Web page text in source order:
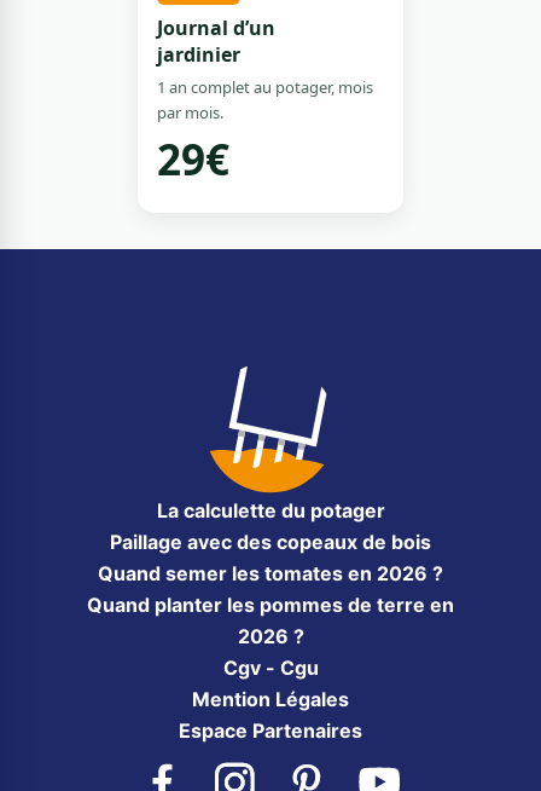
Journal d’un
jardinier
1 an complet au potager, mois
par mois.
29€
La calculette du potager
Paillage avec des copeaux de bois
Quand semer les tomates en 2026 ?
Quand planter les pommes de terre en
2026 ?
Cgv - Cgu
Mention Légales
Espace Partenaires
Facebook InstagramPinterest YouTube